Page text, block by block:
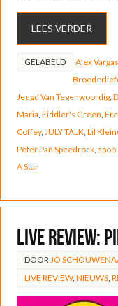
LEES VERDER
GELABELD Alex Vargas
Jeugd Van Tegenwoordig,
Maria Fiddler's Green
Coffey, JULY TALK Lil
Peter Pan Speedrock, spool
A Star
LIVE REVIEW:
DOOR JO
LIVE REVIEW, NIEUWS,